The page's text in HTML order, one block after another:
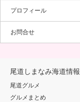
プロフィール
お問合せ
尾道しまなみ海道情報
尾道グルメ
グルメまとめ